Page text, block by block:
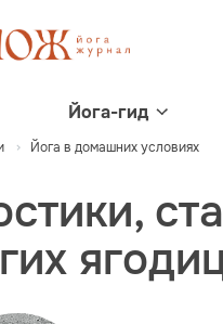
Йога-гид
Йога в домашних условиях